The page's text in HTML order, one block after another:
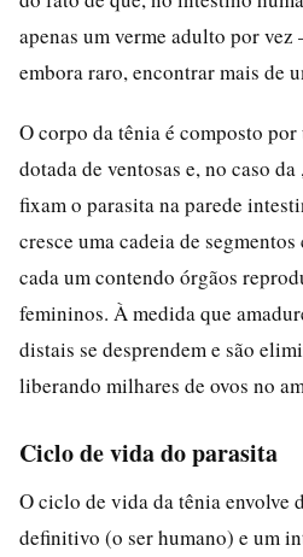
apenas um verme adulto por vez
embora raro, encontrar mais de
O corpo da tênia é composto
dotada de ventosas e, no caso
fixam o parasita na parede
cresce uma cadeia de segmentos
cada um contendo órgãos
femininos. À medida que
distais se desprendem e são
liberando milhares de ovos no
Ciclo de vida do parasita
O ciclo de vida da tênia envolve
definitivo (o ser humano) e um